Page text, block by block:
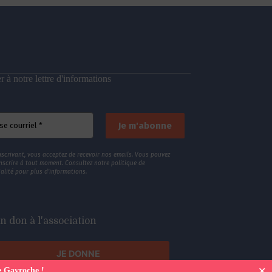
à notre lettre d'informations
vous acceptez de recevoir nos emails. Vous pouvez
à tout moment. Consultez notre politique de
pour plus d’informations.
don à l'association
JE DONNE